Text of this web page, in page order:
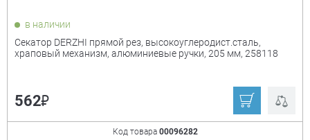
в наличии
Секатор DERZHI прямой рез, высокоуглеродист.сталь,
храповый механизм, алюминиевые ручки, 205 мм, 258118
562₽
Код товара 00096282